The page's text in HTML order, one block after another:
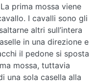
prima mossa viene
I cavalli sono gli
altri sull’intera
in una direzione e
il pedone si sposta
mossa, tuttavia
una sola casella alla